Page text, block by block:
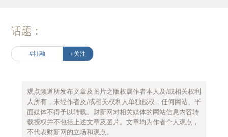
话题：
#社融 +关注
观点频道所发布文章及图片之版权属作者本人及/或相关权利
人所有，未经作者及/或相关权利人单独授权，任何网站、平
面媒体不得予以转载。财新网对相关媒体的网站信息内容转
载授权并不包括上述文章及图片。文章均为作者个人观点，
不代表财新网的立场和观点。